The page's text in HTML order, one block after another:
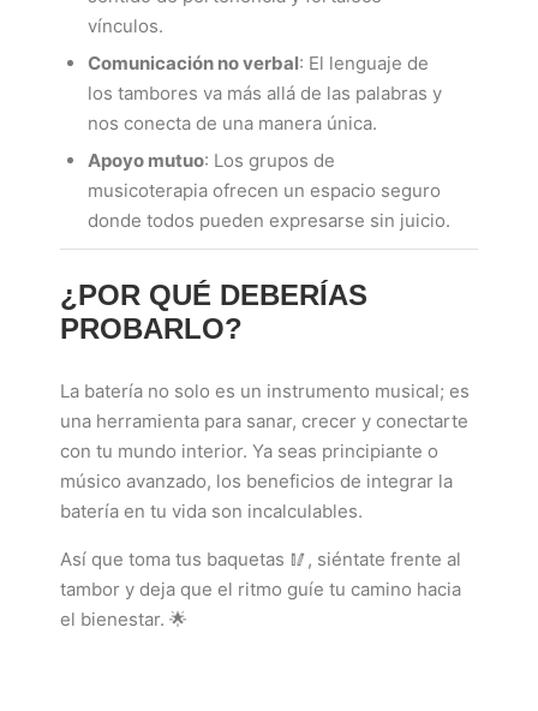
vínculos.
Comunicación no verbal: El lenguaje de
los tambores va más allá de las palabras y
nos conecta de una manera única.
Apoyo mutuo: Los grupos de
musicoterapia ofrecen un espacio seguro
donde todos pueden expresarse sin juicio.
¿POR QUÉ DEBERÍAS
PROBARLO?
La batería no solo es un instrumento musical; es
una herramienta para sanar, crecer y conectarte
con tu mundo interior. Ya seas principiante o
músico avanzado, los beneficios de integrar la
batería en tu vida son incalculables.
Así que toma tus baquetas 🥢, siéntate frente al
tambor y deja que el ritmo guíe tu camino hacia
el bienestar. 🌟